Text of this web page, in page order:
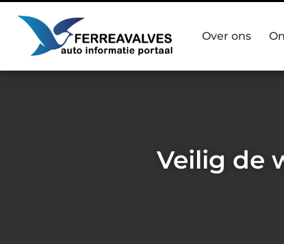
Over ons
Veilig de